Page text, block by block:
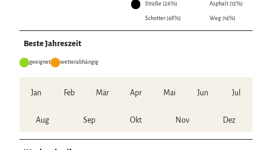
Straße (26%) Asphalt (12%)
Schotter (48%) Weg (14%)
Beste Jahreszeit
geeignet wetterabhängig
Jan Feb Mär Apr Mai Jun Jul
Aug Sep Okt Nov Dez